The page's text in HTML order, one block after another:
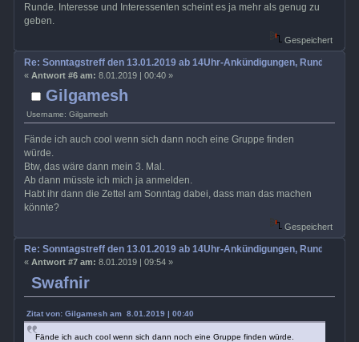
Runde. Interesse und Interessenten scheint es ja mehr als genug zu
geben.
Gespeichert
Gilgamesh
Username: Gilgamesh
Re: Sonntagstreff den 13.01.2019 ab 14Uhr-Ankündigungen,
« Antwort #6 am: 8.01.2019 | 00:40 »
Fände ich auch cool wenn sich dann noch eine Gruppe finden
würde.
Btw, das wäre dann mein 3. Mal.
Ab dann müsste ich mich ja anmelden.
Habt ihr dann die Zettel am Sonntag dabei, dass man das machen
könnte?
Gespeichert
Swafnir
Re: Sonntagstreff den 13.01.2019 ab 14Uhr-Ankündigungen,
« Antwort #7 am: 8.01.2019 | 09:54 »
Zitat von: Gilgamesh am 8.01.2019 | 00:40
Fände ich auch cool wenn sich dann noch eine Gruppe finden würde.